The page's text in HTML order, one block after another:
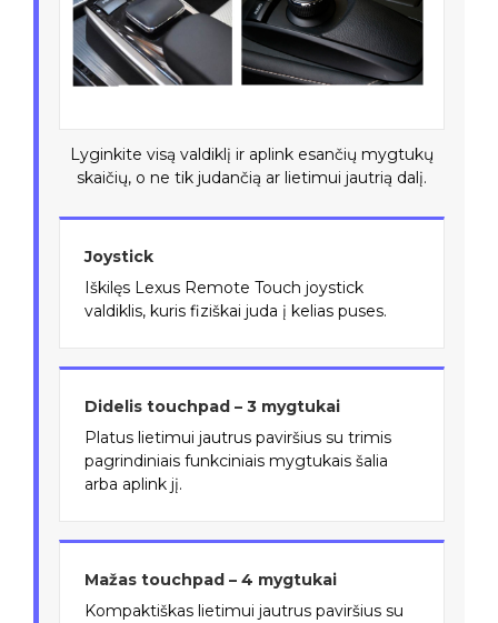
Lyginkite visą valdiklį ir aplink esančių mygtukų
skaičių, o ne tik judančią ar lietimui jautrią dalį.
Joystick
Iškilęs Lexus Remote Touch joystick
valdiklis, kuris fiziškai juda į kelias puses.
Didelis touchpad – 3 mygtukai
Platus lietimui jautrus paviršius su trimis
pagrindiniais funkciniais mygtukais šalia
arba aplink jį.
Mažas touchpad – 4 mygtukai
Kompaktiškas lietimui jautrus paviršius su